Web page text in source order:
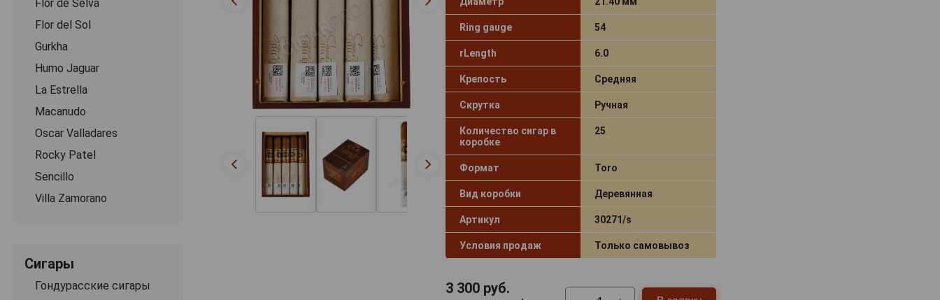
Flor de Selva
Flor del Sol
Gurkha
Humo Jaguar
La Estrella
Macanudo
Oscar Valladares
Rocky Patel
Sencillo
Villa Zamorano
Сигары
Гондурасские сигары
Ring gauge 54
rLength 6.0
Крепость Средняя
Скрутка Ручная
Количество сигар в
коробке
25
Формат Toro
Вид коробки Деревянная
Артикул 30271/s
Условия продаж Только самовывоз
3 300руб.